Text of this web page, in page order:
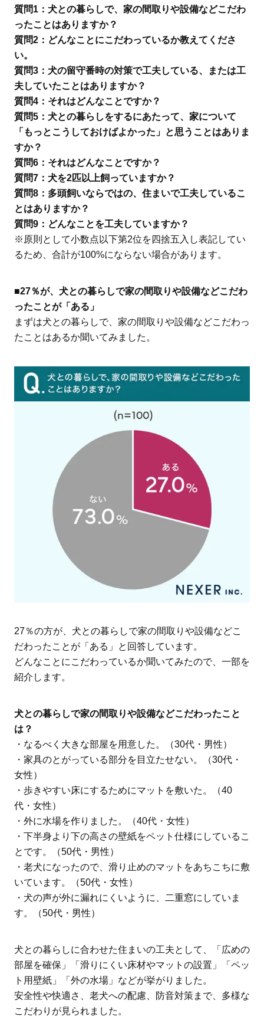
質問1：犬との暮らしで、家の間取りや設備などこだわ
ったことはありますか？
質問2：どんなことにこだわっているか教えてくださ
い。
質問3：犬の留守番時の対策で工夫している、または工
夫していたことはありますか？
質問4：それはどんなことですか？
質問5：犬との暮らしをするにあたって、家について
「もっとこうしておけばよかった」と思うことはありま
すか？
質問6：それはどんなことですか？
質問7：犬を2匹以上飼っていますか？
質問8：多頭飼いならではの、住まいで工夫しているこ
とはありますか？
質問9：どんなことを工夫していますか？
※原則として小数点以下第2位を四捨五入し表記してい
るため、合計が100%にならない場合があります。
■27％が、犬との暮らしで家の間取りや設備などこだわ
ったことが「ある」
まずは犬との暮らしで、家の間取りや設備などこだわっ
たことはあるか聞いてみました。
27％の方が、犬との暮らしで家の間取りや設備などこ
だわったことが「ある」と回答しています。
どんなことにこだわっているか聞いてみたので、一部を
紹介します。
犬との暮らしで家の間取りや設備などこだわったこと
は？
・なるべく大きな部屋を用意した。（30代・男性）
・家具のとがっている部分を目立たせない。（30代・
女性）
・歩きやすい床にするためにマットを敷いた。（40
代・女性）
・外に水場を作りました。（40代・女性）
・下半身より下の高さの壁紙をペット仕様にしているこ
とです。（50代・男性）
・老犬になったので、滑り止めのマットをあちこちに敷
いています。（50代・女性）
・犬の声が外に漏れにくいように、二重窓にしていま
す。（50代・男性）
犬との暮らしに合わせた住まいの工夫として、「広めの
部屋を確保」「滑りにくい床材やマットの設置」「ペッ
ト用壁紙」「外の水場」などが挙がりました。
安全性や快適さ、老犬への配慮、防音対策まで、多様な
こだわりが見られました。